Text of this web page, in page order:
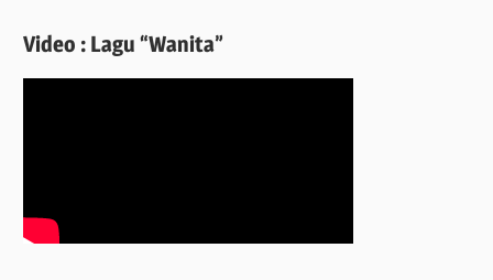
Video : Lagu “Wanita”